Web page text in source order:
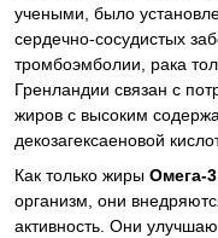
учеными, было
сердечно-сосудистых
тромбоэмболии, рака
Гренландии связан с
жиров с высоким
декозагексаеновой
Как только жиры Омега-
организм, они
активность. Они